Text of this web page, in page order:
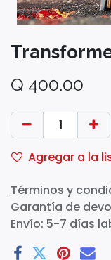
Q 400.00
Agregar a la
Términos y
Garantía de
Envío: 5-7 días